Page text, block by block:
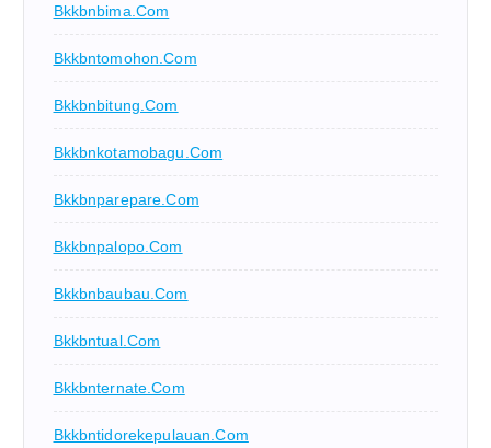
Bkkbnbima.com
Bkkbntomohon.com
Bkkbnbitung.com
Bkkbnkotamobagu.com
Bkkbnparepare.com
Bkkbnpalopo.com
Bkkbnbaubau.com
Bkkbntual.com
Bkkbnternate.com
Bkkbntidorekepulauan.com